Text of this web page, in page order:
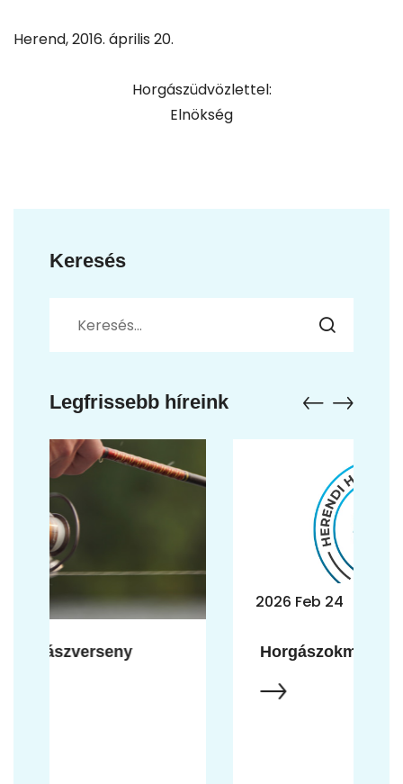
Herend, 2016. április 20.
Horgászüdvözlettel:
Elnökség
Keresés
Legfrissebb híreink
2026 Feb 24
Horgászokmányok kiváltása